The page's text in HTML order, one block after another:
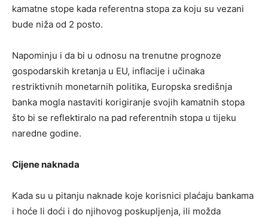
kamatne stope kada referentna stopa za koju su vezani
bude niža od 2 posto.
Napominju i da bi u odnosu na trenutne prognoze
gospodarskih kretanja u EU, inflacije i učinaka
restriktivnih monetarnih politika, Europska središnja
banka mogla nastaviti korigiranje svojih kamatnih stopa
što bi se reflektiralo na pad referentnih stopa u tijeku
naredne godine.
Cijene naknada
Kada su u pitanju naknade koje korisnici plaćaju bankama
i hoće li doći i do njihovog poskupljenja, ili možda